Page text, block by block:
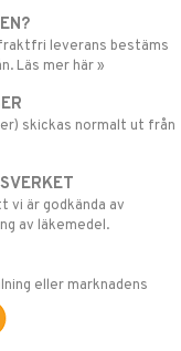
leverans bestäms
Läs mer här »
skickas normalt ut från
vi är godkända av
av läkemedel.
eller marknadens